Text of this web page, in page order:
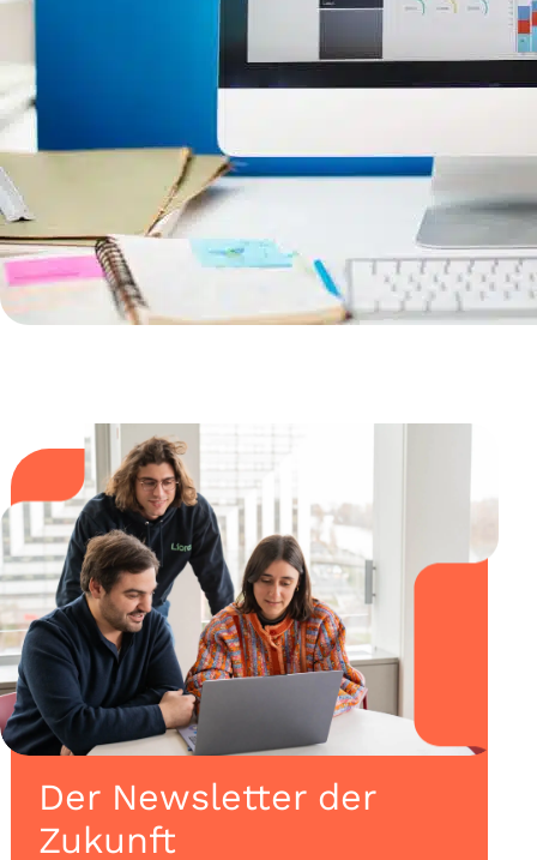
Der Newsletter der
Zukunft